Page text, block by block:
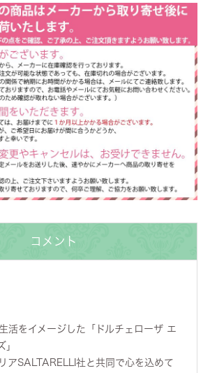
コメント
活をイメージした「ドルチェローザ エ
」
アSALTARELLI社と共同で心を込めて